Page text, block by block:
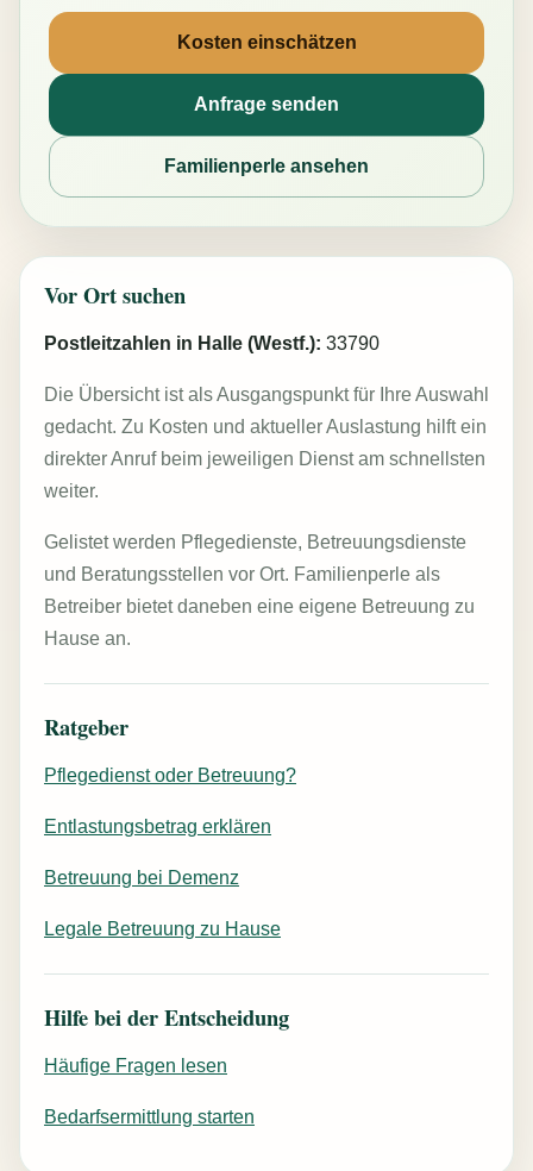
Kosten einschätzen
Anfrage senden
Familienperle ansehen
Vor Ort suchen
Postleitzahlen in Halle (Westf.): 33790
Die Übersicht ist als Ausgangspunkt für Ihre Auswahl
gedacht. Zu Kosten und aktueller Auslastung hilft ein
direkter Anruf beim jeweiligen Dienst am schnellsten
weiter.
Gelistet werden Pflegedienste, Betreuungsdienste
und Beratungsstellen vor Ort. Familienperle als
Betreiber bietet daneben eine eigene Betreuung zu
Hause an.
Ratgeber
Pflegedienst oder Betreuung?
Entlastungsbetrag erklären
Betreuung bei Demenz
Legale Betreuung zu Hause
Hilfe bei der Entscheidung
Häufige Fragen lesen
Bedarfsermittlung starten